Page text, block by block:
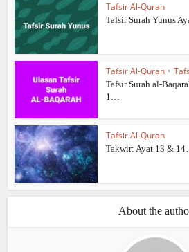
Tafsir Al-Quran
Tafsir Surah Yunus
Tafsir Al-Quran •
Tafsir Surah al-
1…
Tafsir Al-Quran
Takwir: Ayat 13 & 14…
About the